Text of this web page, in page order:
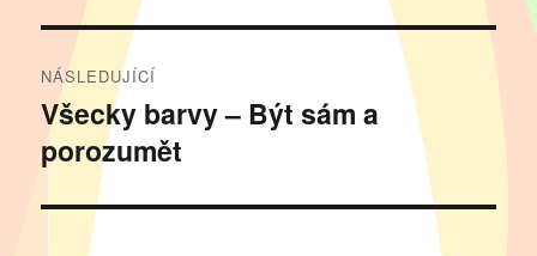
NÁSLEDUJÍCÍ
Následující
příspěvek:
Všecky barvy – Být sám a
porozumět